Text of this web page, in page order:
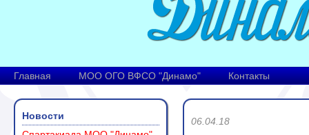
Главная МОО ОГО ВФСО "Динамо" Контакты
Новости
06.04.18